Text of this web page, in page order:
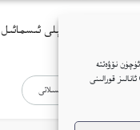
نۆۋەتتە
ئېلكىتاب تورىدا ساقلانمىلار(Cookie)نى ئىشلىتىمىز. بۇنىڭغا قۇشۇلغانلىقىڭىز بىزنىڭ توربېكەتتە Google ئانالىز قورالىنى
قۇمۇل نەزمىلىرى – ئېلى ئىسمائىل
كىتاب تەپسىلاتى